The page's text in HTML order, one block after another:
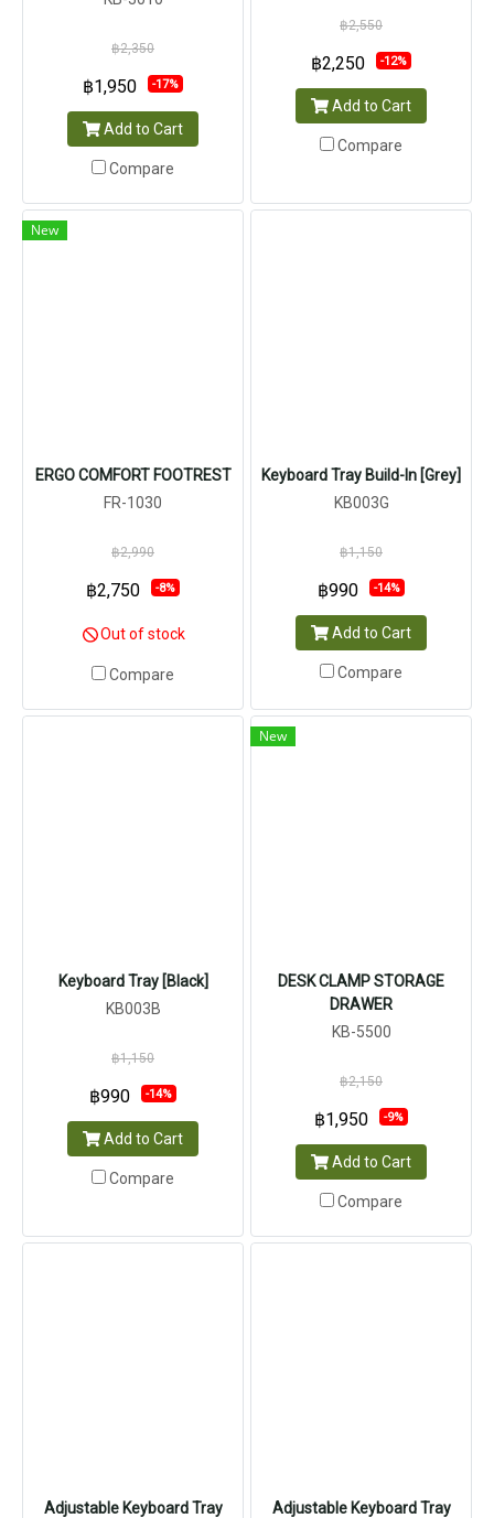
฿2,350
฿1,950 -17%
Add to Cart
Compare
฿2,550
฿2,250 -12%
Add to Cart
Compare
New
ERGO COMFORT FOOTREST
FR-1030
฿2,990
฿2,750 -8%
Out of stock
Compare
Keyboard Tray Build-In [Grey]
KB003G
฿1,150
฿990 -14%
Add to Cart
Compare
Keyboard Tray [Black]
KB003B
฿1,150
฿990 -14%
Add to Cart
Compare
New
DESK CLAMP STORAGE
DRAWER
KB-5500
฿2,150
฿1,950 -9%
Add to Cart
Compare
Adjustable Keyboard Tray
Adjustable Keyboard Tray